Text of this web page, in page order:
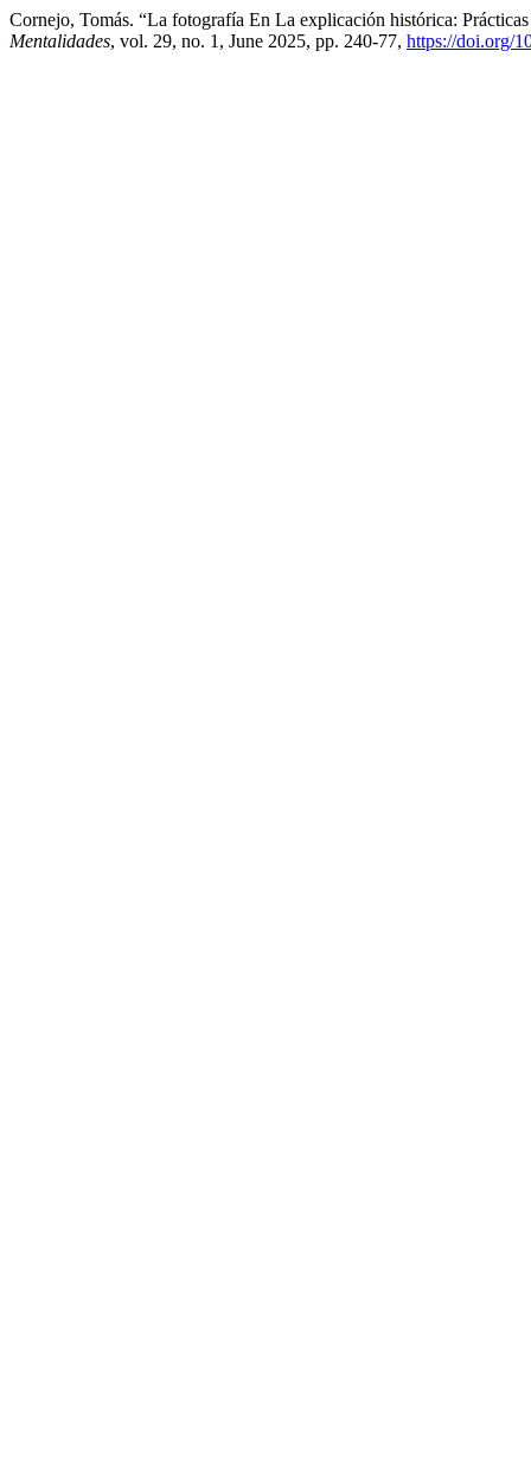
Cornejo, Tomás. “La fotografía En La explicación histórica:
Mentalidades, vol. 29, no. 1, June 2025, pp. 240-77, https://doi.org/